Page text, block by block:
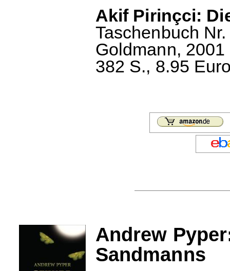
Akif Pirinçci:
Taschenbuch
Goldmann,
382 S., 8.95
Andrew
Sandmanns